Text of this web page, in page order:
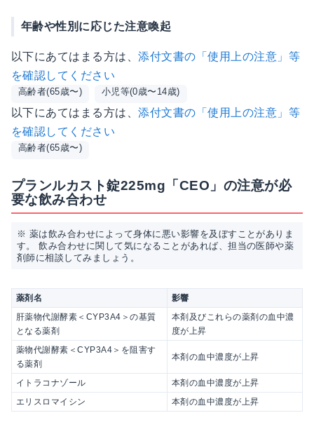
年齢や性別に応じた注意喚起
以下にあてはまる方は、添付文書の「使用上の注意」等
を確認してください
高齢者(65歳〜) 小児等(0歳〜14歳)
以下にあてはまる方は、添付文書の「使用上の注意」等
を確認してください
高齢者(65歳〜)
プランルカスト錠225mg「CEO」の注意が必
要な飲み合わせ
※ 薬は飲み合わせによって身体に悪い影響を及ぼすことがありま
す。 飲み合わせに関して気になることがあれば、担当の医師や薬
剤師に相談してみましょう。
薬剤名
影響
肝薬物代謝酵素＜CYP3A4＞の基質
となる薬剤
本剤及びこれらの薬剤の血中濃
度が上昇
薬物代謝酵素＜CYP3A4＞を阻害す
る薬剤
本剤の血中濃度が上昇
イトラコナゾール
本剤の血中濃度が上昇
エリスロマイシン
本剤の血中濃度が上昇